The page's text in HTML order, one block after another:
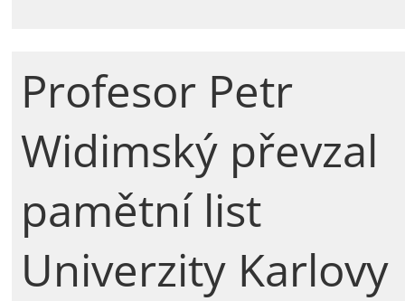
Profesor Petr
Widimský převzal
pamětní list
Univerzity Karlovy